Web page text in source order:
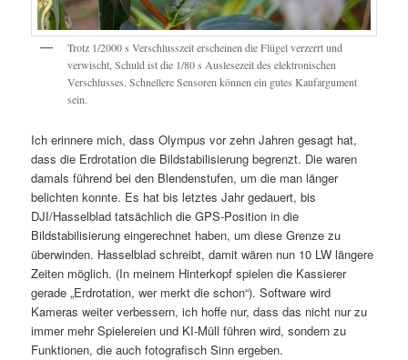
Trotz 1/2000 s Verschlusszeit erscheinen die Flügel verzerrt und
verwischt, Schuld ist die 1/80 s Auslesezeit des elektronischen
Verschlusses. Schnellere Sensoren können ein gutes Kaufargument
sein.
Ich erinnere mich, dass Olympus vor zehn Jahren gesagt hat,
dass die Erdrotation die Bildstabilisierung begrenzt. Die waren
damals führend bei den Blendenstufen, um die man länger
belichten konnte. Es hat bis letztes Jahr gedauert, bis
DJI/Hasselblad tatsächlich die GPS-Position in die
Bildstabilisierung eingerechnet haben, um diese Grenze zu
überwinden. Hasselblad schreibt, damit wären nun 10 LW längere
Zeiten möglich. (In meinem Hinterkopf spielen die Kassierer
gerade „Erdrotation, wer merkt die schon“). Software wird
Kameras weiter verbessern, ich hoffe nur, dass das nicht nur zu
immer mehr Spielereien und KI-Müll führen wird, sondern zu
Funktionen, die auch fotografisch Sinn ergeben.